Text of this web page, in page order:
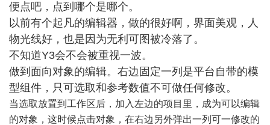
便点吧，点到哪个是哪个。
以前有个起凡的编辑器，做的很好啊，界面美观，人
物光线好，也是因为无利可图被冷落了。
不知道Y3会不会被重视一波。
做到面向对象的编辑。右边固定一列是平台自带的模
型组件，只可选取和参考数值不可做任何修改。
当选取放置到工作区后，加入左边的项目里，成为可以编辑
的对象，这时候点击对象，在右边另外弹出一列可一修改的